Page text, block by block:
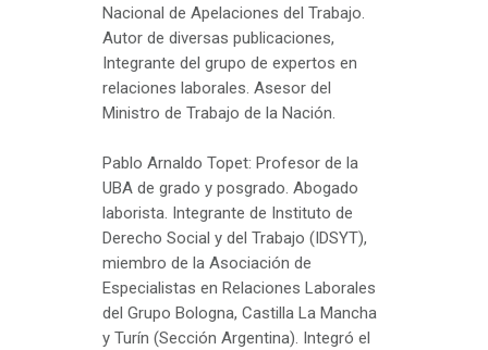
Nacional de Apelaciones del Trabajo.
Autor de diversas publicaciones,
Integrante del grupo de expertos en
relaciones laborales. Asesor del
Ministro de Trabajo de la Nación.
Pablo Arnaldo Topet: Profesor de la
UBA de grado y posgrado. Abogado
laborista. Integrante de Instituto de
Derecho Social y del Trabajo (IDSYT),
miembro de la Asociación de
Especialistas en Relaciones Laborales
del Grupo Bologna, Castilla La Mancha
y Turín (Sección Argentina). Integró el